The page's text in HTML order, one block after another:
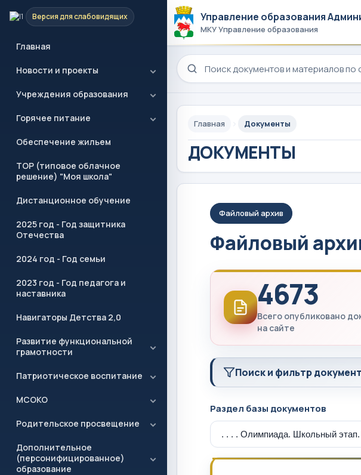
Версия для слабовидящих
Главная
Новости и проекты
Учреждения образования
Горячее питание
Обеспечение жильем
ТОР (типовое облачное
решение) "Моя школа"
Дистанционное обучение
2025 год - Год защитника
Отечества
2024 год - Год семьи
2023 год - Год педагога и
наставника
Навигаторы Детства 2,0
Развитие функциональной
грамотности
Патриотическое воспитание
МСОКО
Родительское просвещение
Дополнительное
(персонифицированное)
образование
Управление образования
МКУ Управление образования
Поиск по сайту
Главная Документы
ДОКУМЕНТЫ
Файловый архив
Файловый
4673
Всего опубликовано
на сайте
Поиск и фильтр
Раздел базы документов